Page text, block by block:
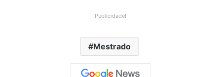
Publicidade!
Mestrado